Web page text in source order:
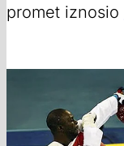
promet iznosio